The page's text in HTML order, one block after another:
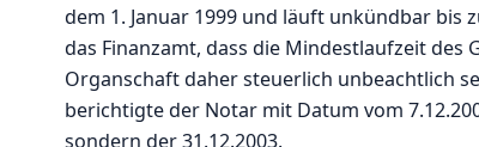
dem 1. Januar 1999 und läuft unkündbar bis
das Finanzamt, dass die Mindestlaufzeit
Organschaft daher steuerlich unbeachtlich
berichtigte der Notar mit Datum vom
sondern der 31.12.2003.